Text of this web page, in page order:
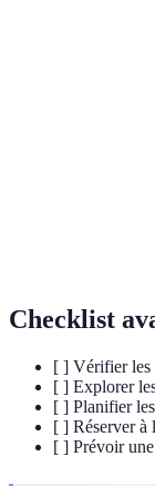
Checklist
[ ] Vérifier les
[ ] Explorer
[ ] Planifier
[ ] Réserver à
[ ] Prévoir